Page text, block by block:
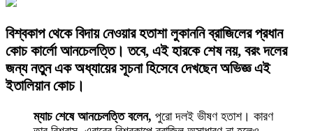
বিশ্বকাপ থেকে বিদায় নেওয়ার হতাশা লুকাননি ব্রাজিলের প্রধান
কোচ কার্লো আনচেলত্তি। তবে, এই হারকে শেষ নয়, বরং দলের
জন্য নতুন এক অধ্যায়ের সূচনা হিসেবে দেখছেন অভিজ্ঞ এই
ইতালিয়ান কোচ।
ম্যাচ শেষে আনচেলত্তি বলেন, পুরো দলই ভীষণ হতাশ। কারণ